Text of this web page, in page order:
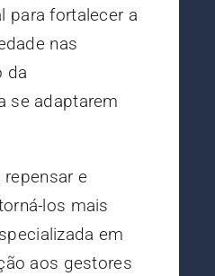
para fortalecer a
nas
da
se adaptarem
e
los mais
em
aos gestores